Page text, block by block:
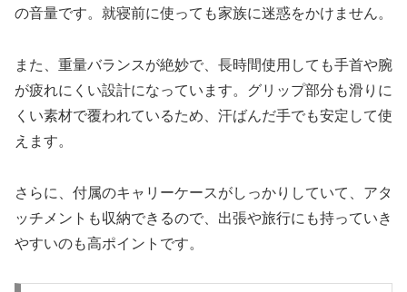
の音量です。就寝前に使っても家族に迷惑をかけません。
また、重量バランスが絶妙で、長時間使用しても手首や腕
が疲れにくい設計になっています。グリップ部分も滑りに
くい素材で覆われているため、汗ばんだ手でも安定して使
えます。
さらに、付属のキャリーケースがしっかりしていて、アタ
ッチメントも収納できるので、出張や旅行にも持っていき
やすいのも高ポイントです。